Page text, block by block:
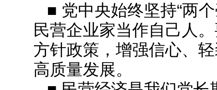
■ 党中央始终坚持“两
民营企业家当作自己人
方针政策，增强信心、
高质量发展。